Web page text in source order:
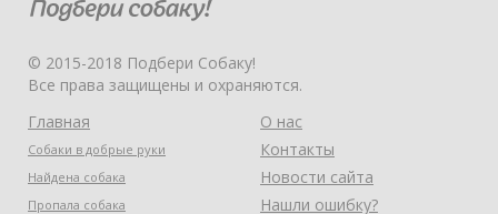
© 2015-2018 Подбери Собаку!
Все права защищены и охраняются.
Главная
Собаки в добрые руки
Найдена собака
Пропала собака
О нас
Контакты
Новости сайта
Нашли ошибку?